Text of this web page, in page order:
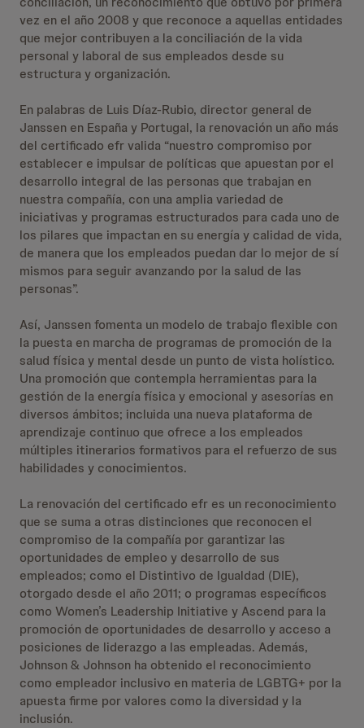
vez en el año 2008 y que reconoce a aquellas entidades
que mejor contribuyen a la conciliación de la vida
personal y laboral de sus empleados desde su
estructura y organización.
En palabras de Luis Díaz-Rubio, director general de
Janssen en España y Portugal, la renovación un año más
del certificado efr valida “nuestro compromiso por
establecer e impulsar de políticas que apuestan por el
desarrollo integral de las personas que trabajan en
nuestra compañía, con una amplia variedad de
iniciativas y programas estructurados para cada uno de
los pilares que impactan en su energía y calidad de vida,
de manera que los empleados puedan dar lo mejor de sí
mismos para seguir avanzando por la salud de las
personas”.
Así, Janssen fomenta un modelo de trabajo flexible con
la puesta en marcha de programas de promoción de la
salud física y mental desde un punto de vista holístico.
Una promoción que contempla herramientas para la
gestión de la energía física y emocional y asesorías en
diversos ámbitos; incluida una nueva plataforma de
aprendizaje continuo que ofrece a los empleados
múltiples itinerarios formativos para el refuerzo de sus
habilidades y conocimientos.
La renovación del certificado efr es un reconocimiento
que se suma a otras distinciones que reconocen el
compromiso de la compañía por garantizar las
oportunidades de empleo y desarrollo de sus
empleados; como el Distintivo de Igualdad (DIE),
otorgado desde el año 2011; o programas específicos
como Women’s Leadership Initiative y Ascend para la
promoción de oportunidades de desarrollo y acceso a
posiciones de liderazgo a las empleadas. Además,
Johnson & Johnson ha obtenido el reconocimiento
como empleador inclusivo en materia de LGBTG+ por la
apuesta firme por valores como la diversidad y la
inclusión.